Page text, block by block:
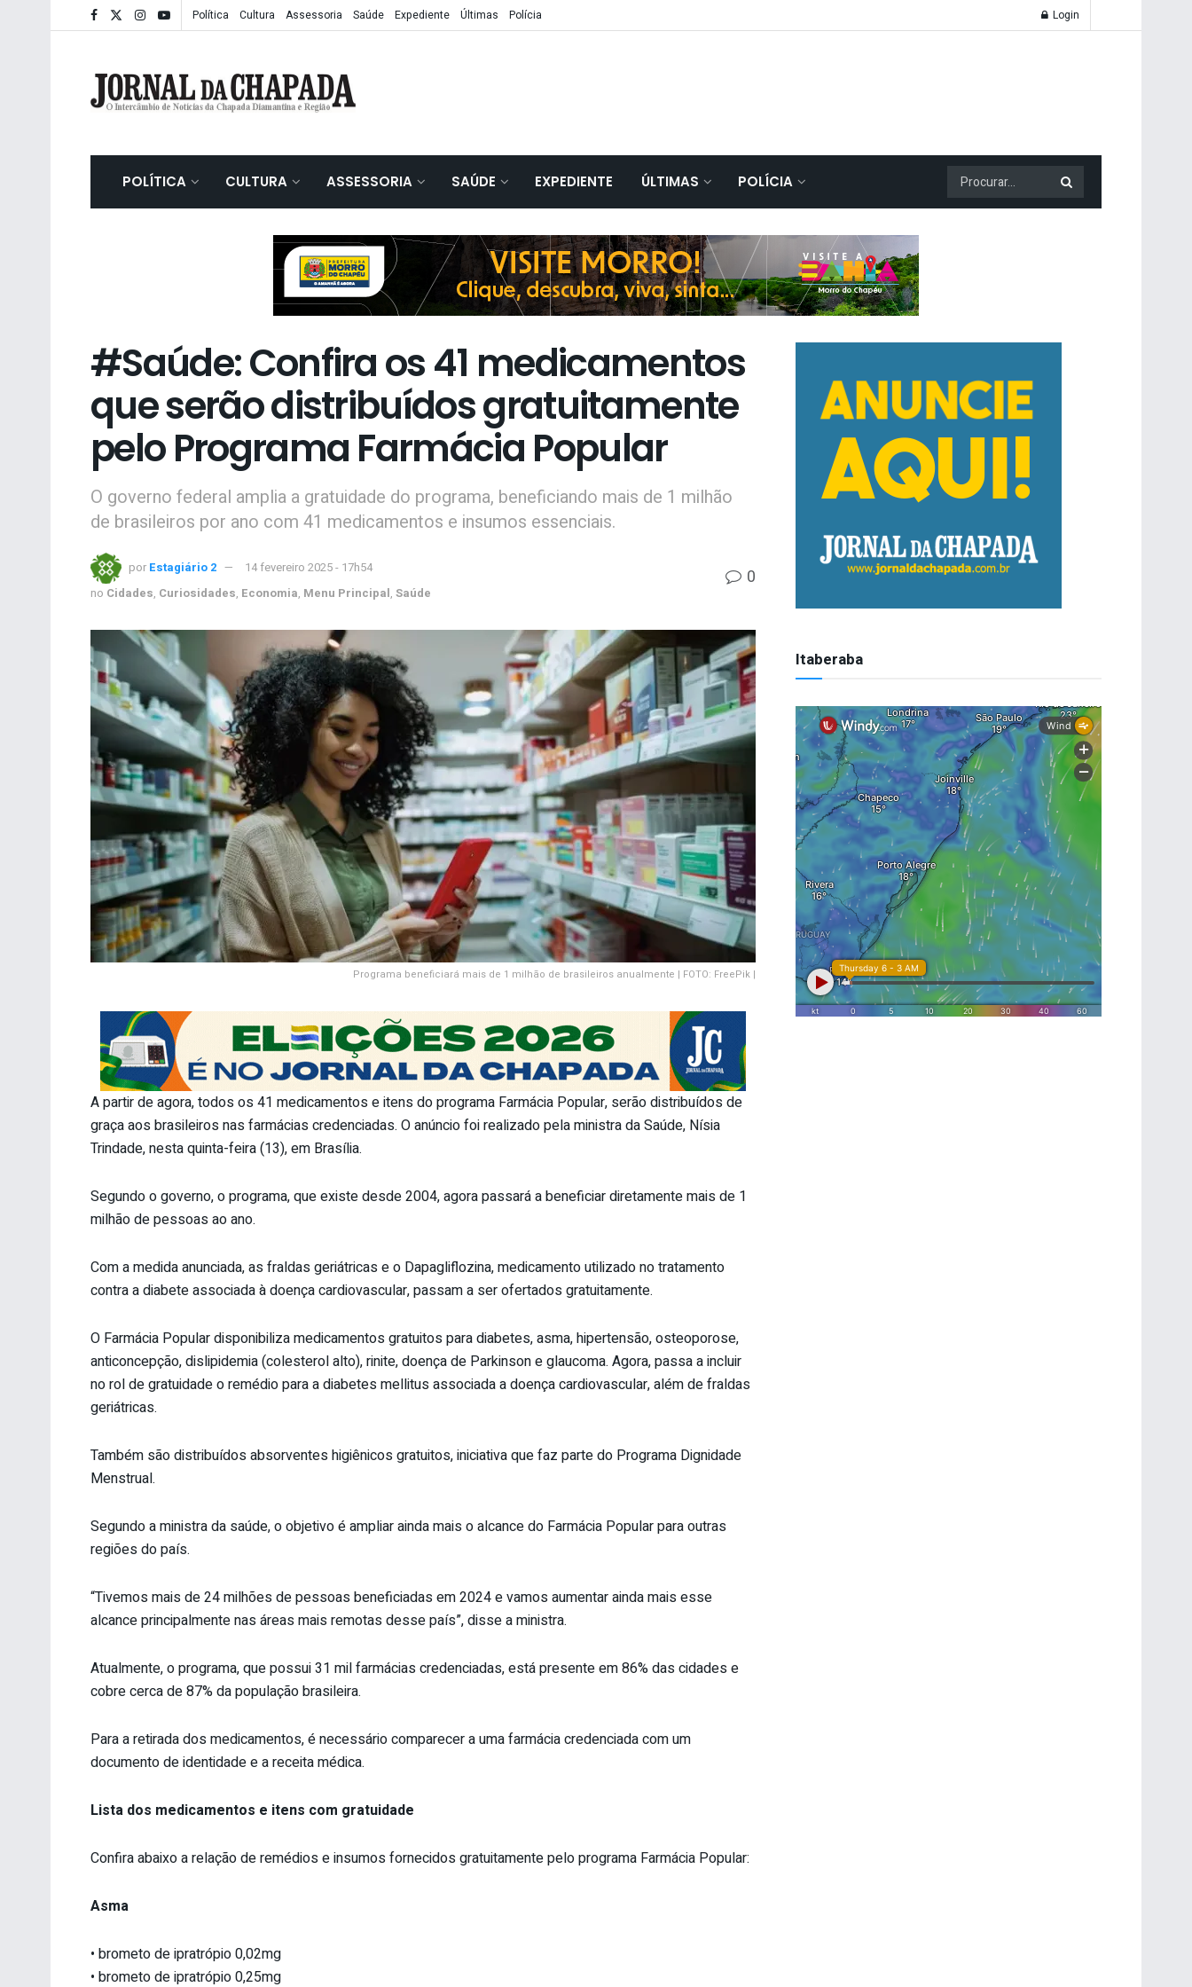
Política Cultura Assessoria Saúde Expediente Últimas Polícia Login
POLÍTICA CULTURA ASSESSORIA SAÚDE EXPEDIENTE ÚLTIMAS POLÍCIA
#Saúde: Confira os 41 medicamentos
que serão distribuídos gratuitamente
pelo Programa Farmácia Popular
O governo federal amplia a gratuidade do programa, beneficiando mais de 1 milhão
de brasileiros por ano com 41 medicamentos e insumos essenciais.
por Estagiário 2
14 fevereiro 2025 - 17h54
no Cidades, Curiosidades, Economia, Menu Principal, Saúde
0
Programa beneficiará mais de 1 milhão de brasileiros anualmente | FOTO: FreePik |
A partir de agora, todos os 41 medicamentos e itens do programa Farmácia Popular, serão distribuídos de
graça aos brasileiros nas farmácias credenciadas. O anúncio foi realizado pela ministra da Saúde, Nísia
Trindade, nesta quinta-feira (13), em Brasília.
Segundo o governo, o programa, que existe desde 2004, agora passará a beneficiar diretamente mais de 1
milhão de pessoas ao ano.
Com a medida anunciada, as fraldas geriátricas e o Dapagliflozina, medicamento utilizado no tratamento
contra a diabete associada à doença cardiovascular, passam a ser ofertados gratuitamente.
O Farmácia Popular disponibiliza medicamentos gratuitos para diabetes, asma, hipertensão, osteoporose,
anticoncepção, dislipidemia (colesterol alto), rinite, doença de Parkinson e glaucoma. Agora, passa a incluir
no rol de gratuidade o remédio para a diabetes mellitus associada a doença cardiovascular, além de fraldas
geriátricas.
Também são distribuídos absorventes higiênicos gratuitos, iniciativa que faz parte do Programa Dignidade
Menstrual.
Segundo a ministra da saúde, o objetivo é ampliar ainda mais o alcance do Farmácia Popular para outras
regiões do país.
“Tivemos mais de 24 milhões de pessoas beneficiadas em 2024 e vamos aumentar ainda mais esse
alcance principalmente nas áreas mais remotas desse país”, disse a ministra.
Atualmente, o programa, que possui 31 mil farmácias credenciadas, está presente em 86% das cidades e
cobre cerca de 87% da população brasileira.
Para a retirada dos medicamentos, é necessário comparecer a uma farmácia credenciada com um
documento de identidade e a receita médica.
Lista dos medicamentos e itens com gratuidade
Confira abaixo a relação de remédios e insumos fornecidos gratuitamente pelo programa Farmácia Popular:
Asma
• brometo de ipratrópio 0,02mg
• brometo de ipratrópio 0,25mg
Itaberaba